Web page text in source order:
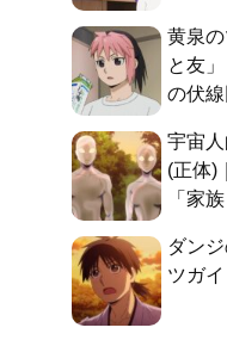
黄泉
と友
の伏線
宇宙
(正体)
「家
ダン
ツガ